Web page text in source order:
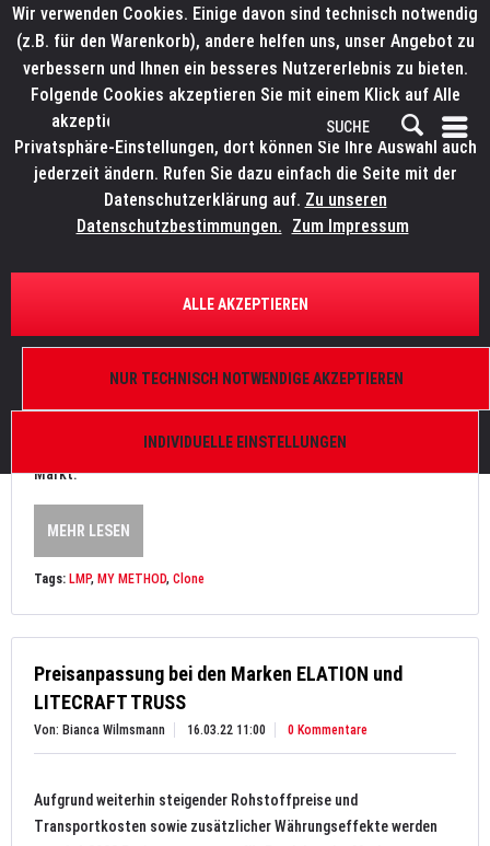
FILTERN
LMP Lichttechnik vertreibt MY METHOD
Von: Bianca Wilmsmann 20.03.22 10:30 0 Kommentare
Neue Marke für Dekorations- und Effektbeleuchtung betritt den
Markt.
MEHR LESEN
Tags: LMP, MY METHOD, Clone
Preisanpassung bei den Marken ELATION und
LITECRAFT TRUSS
Von: Bianca Wilmsmann 16.03.22 11:00 0 Kommentare
Aufgrund weiterhin steigender Rohstoffpreise und
Transportkosten sowie zusätzlicher Währungseffekte werden
Wir verwenden Cookies. Einige davon sind technisch notwendig
(z.B. für den Warenkorb), andere helfen uns, unser Angebot zu
verbessern und Ihnen ein besseres Nutzererlebnis zu bieten.
Folgende Cookies akzeptieren Sie mit einem Klick auf Alle
akzeptieren. Weitere Informationen finden Sie in den
Privatsphäre-Einstellungen, dort können Sie Ihre Auswahl auch
jederzeit ändern. Rufen Sie dazu einfach die Seite mit der
Datenschutzerklärung auf. Zu unseren
Datenschutzbestimmungen. Zum Impressum
INDIVIDUELLE EINSTELLUNGEN
NUR TECHNISCH NOTWENDIGE AKZEPTIEREN
ALLE AKZEPTIEREN